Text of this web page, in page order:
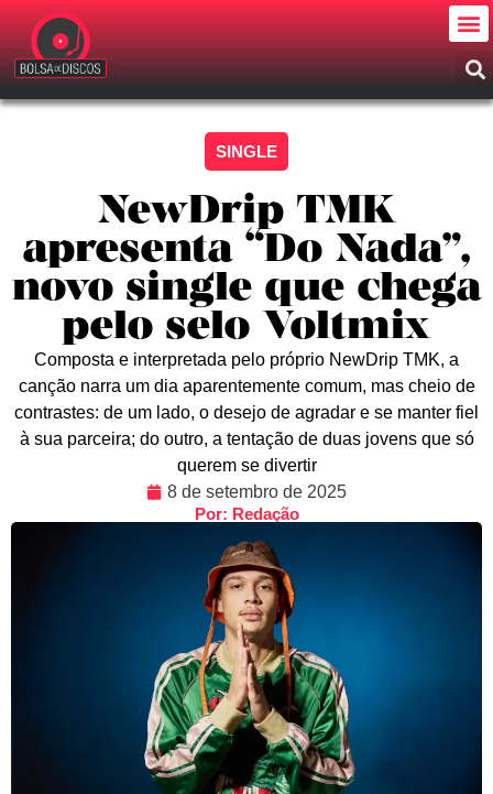
SINGLE
NewDrip TMK
apresenta “Do Nada”,
novo single que chega
pelo selo Voltmix
Composta e interpretada pelo próprio NewDrip TMK, a
canção narra um dia aparentemente comum, mas cheio de
contrastes: de um lado, o desejo de agradar e se manter fiel
à sua parceira; do outro, a tentação de duas jovens que só
querem se divertir
8 de setembro de 2025
Por: Redação